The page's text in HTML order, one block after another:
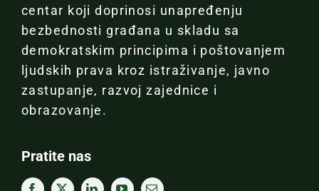
centar koji doprinosi unapređenju
bezbednosti građana u skladu sa
demokratskim principima i poštovanjem
ljudskih prava kroz istraživanje, javno
zastupanje, razvoj zajednice i
obrazovanje.
Pratite nas